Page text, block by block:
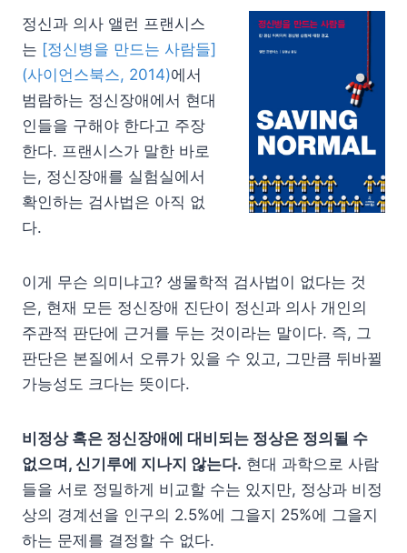
정신과 의사 앨런 프랜시스
는 [정신병을 만드는 사람들]
(사이언스북스, 2014)에서
범람하는 정신장애에서 현대
인들을 구해야 한다고 주장
한다. 프랜시스가 말한 바로
는, 정신장애를 실험실에서
확인하는 검사법은 아직 없
다.
이게 무슨 의미냐고? 생물학적 검사법이 없다는 것
은, 현재 모든 정신장애 진단이 정신과 의사 개인의
주관적 판단에 근거를 두는 것이라는 말이다. 즉, 그
판단은 본질에서 오류가 있을 수 있고, 그만큼 뒤바뀔
가능성도 크다는 뜻이다.
비정상 혹은 정신장애에 대비되는 정상은 정의될 수
없으며, 신기루에 지나지 않는다. 현대 과학으로 사람
들을 서로 정밀하게 비교할 수는 있지만, 정상과 비정
상의 경계선을 인구의 2.5%에 그을지 25%에 그을지
하는 문제를 결정할 수 없다.